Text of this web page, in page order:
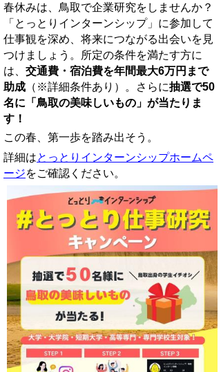
春休みは、鳥取で企業研究をしませんか？
「とっとりインターンシップ」に参加して
仕事観を深め、将来につながる出会いを見
つけましょう。所定の条件を満たす方に
は、 交通費・宿泊費を年間最大6万円まで
助成 （※詳細条件あり）。さらに抽選で50
名に「鳥取の美味しいもの」が当たりま
す！
この春、第一歩を踏み出そう。
詳細はとっとりインターンシップホームペ
ージをご確認ください。